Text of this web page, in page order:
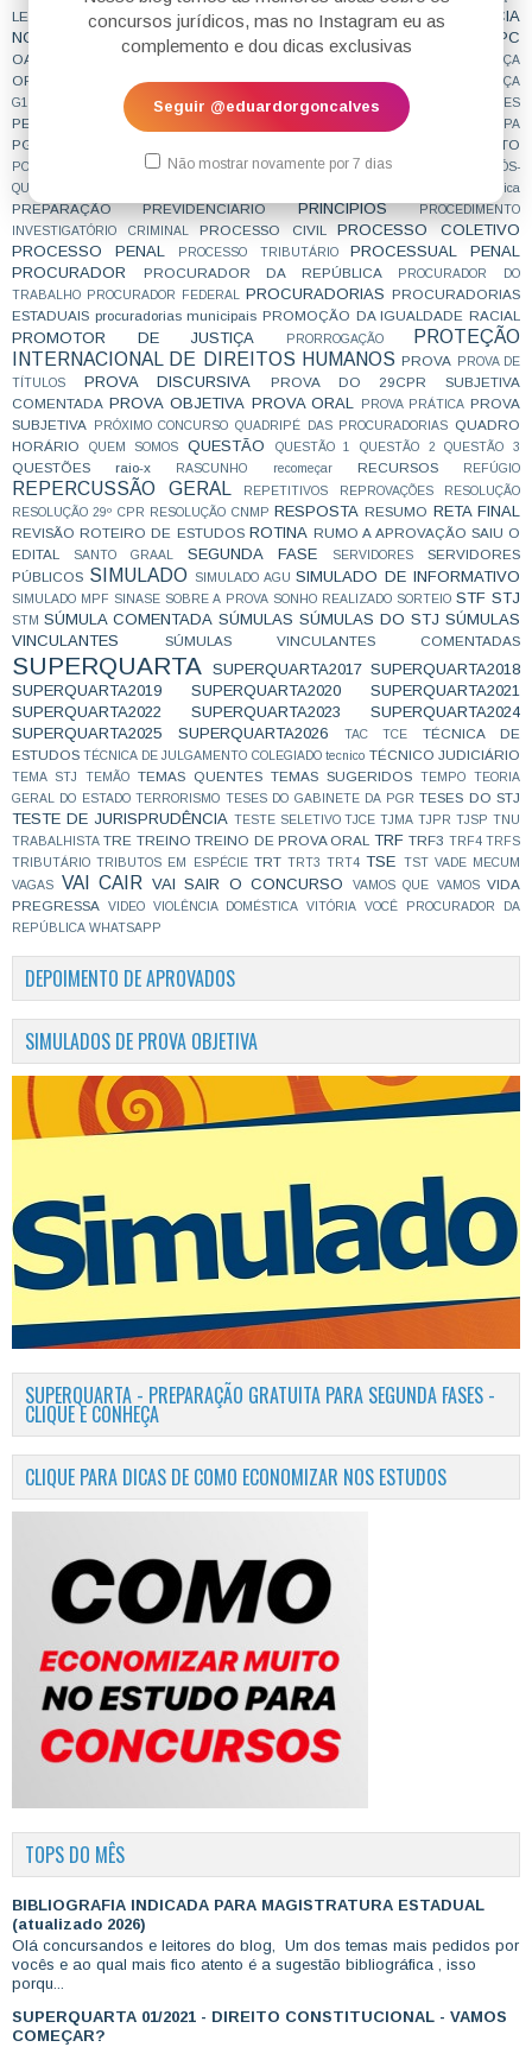
concursos jurídicos, mas no Instagram eu as
complemento e dou dicas exclusivas
Seguir @eduardorgoncalves
Não mostrar novamente por 7 dias
LEGISLATIVA
NÃO CAI DESPENCA NCPC NON REFOULEMENT
NOTÍCIA
NOTÍCIADECONCURSO
NOVAS SÚMULAS NOVIDADE NOVO CPC
OAB OAB; CONCURSO; MOTIVAÇÃO; OFICIAL DE JUSTIÇA
ORGANIZAÇÃO PATRIMÔNIO PÚBLICO PC PC/SP PCDF
PEÇA
G1
PEÇA PROCESSUAL PEGADINHA DE PROVA PENAL PENALIDADES
PESQUISA PESSOA COM DEFICIÊNCIA pge-sp PGEPA
PGEPR PLANEJAMENTO
PODER DE POLÍCIA POER PÚBLICO POLICIA CIVIL PÓS-GRADUAÇÃO
PÓS-
QUESTIONAMENTO
prática jurídica
PREPARAÇÃO PREVIDENCIÁRIO PRINCÍPIOS
PROCEDIMENTO
INVESTIGATÓRIO CRIMINAL
PROCESSO CIVIL
PROCESSO COLETIVO
PROCESSO PENAL
PROCESSO TRIBUTÁRIO
PROCESSUAL PENAL
PROCURADOR
PROCURADOR DA REPÚBLICA
PROCURADOR DO
TRABALHO
PROCURADOR FEDERAL PROCURADORIAS PROCURADORIAS
ESTADUAIS procuradorias municipais PROMOÇÃO DA IGUALDADE RACIAL
PROMOTOR DE JUSTIÇA PRORROGAÇÃO
PROTEÇÃO
INTERNACIONAL DE DIREITOS HUMANOS PROVA
PROVA DE
TÍTULOS
PROVA DISCURSIVA
PROVA DO 29CPR SUBJETIVA
COMENTADA PROVA OBJETIVA PROVA ORAL PROVA PRÁTICA PROVA
SUBJETIVA
PRÓXIMO CONCURSO QUADRIPÉ DAS PROCURADORIAS
QUADRO
HORÁRIO
QUEM SOMOS QUESTÃO QUESTÃO 1 QUESTÃO 2 QUESTÃO 3
QUESTÕES raio-x RASCUNHO recomeçar RECURSOS REFÚGIO
REPERCUSSÃO GERAL REPETITIVOS REPROVAÇÕES
RESOLUÇÃO
RESOLUÇÃO 29º CPR
RESOLUÇÃO CNMP RESPOSTA RESUMO RETA FINAL
REVISÃO ROTEIRO DE ESTUDOS ROTINA RUMO A APROVAÇÃO SAIU O
EDITAL
SANTO GRAAL SEGUNDA FASE SERVIDORES
SERVIDORES
PÚBLICOS SIMULADO SIMULADO AGU SIMULADO DE INFORMATIVO
SIMULADO MPF SINASE SOBRE A PROVA SONHO REALIZADO SORTEIO STF STJ
STM SÚMULA COMENTADA SÚMULAS SÚMULAS DO STJ SÚMULAS
VINCULANTES
SÚMULAS VINCULANTES COMENTADAS
SUPERQUARTA SUPERQUARTA2017 SUPERQUARTA2018
SUPERQUARTA2019
SUPERQUARTA2020
SUPERQUARTA2021
SUPERQUARTA2022
SUPERQUARTA2023
SUPERQUARTA2024
SUPERQUARTA2025
SUPERQUARTA2026 TAC TCE
TÉCNICA DE
ESTUDOS TÉCNICA DE JULGAMENTO COLEGIADO tecnico TÉCNICO JUDICIÁRIO
TEMA STJ TEMÃO TEMAS QUENTES TEMAS SUGERIDOS TEMPO
TEORIA
GERAL DO ESTADO TERRORISMO TESES DO GABINETE DA PGR TESES DO STJ
TESTE DE JURISPRUDÊNCIA TESTE SELETIVO TJCE TJMA TJPR TJSP TNU
TRABALHISTA TRE TREINO TREINO DE PROVA ORAL TRF TRF3 TRF4 TRFS
TRIBUTÁRIO TRIBUTOS EM ESPÉCIE TRT TRT3 TRT4 TSE TST VADE MECUM
VAGAS
VAI CAIR VAI SAIR O CONCURSO VAMOS QUE VAMOS VIDA
PREGRESSA
VIDEO VIOLÊNCIA DOMÉSTICA VITÓRIA
VOCÊ PROCURADOR DA
REPÚBLICA WHATSAPP
DEPOIMENTO DE APROVADOS
SIMULADOS DE PROVA OBJETIVA
SUPERQUARTA - PREPARAÇÃO GRATUITA PARA SEGUNDA FASES -
CLIQUE E CONHEÇA
CLIQUE PARA DICAS DE COMO ECONOMIZAR NOS ESTUDOS
TOPS DO MÊS
BIBLIOGRAFIA INDICADA PARA MAGISTRATURA ESTADUAL
(atualizado 2026)
Olá concursandos e leitores do blog, Um dos temas mais pedidos por
vocês e ao qual mais fico atento é a sugestão bibliográfica , isso
porqu...
SUPERQUARTA 01/2021 - DIREITO CONSTITUCIONAL - VAMOS
COMEÇAR?